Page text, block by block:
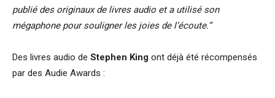
publié des originaux de livres audio et a utilisé son
mégaphone pour souligner les joies de l’écoute.”
Des livres audio de Stephen King ont déjà été récompensés
par des Audie Awards :